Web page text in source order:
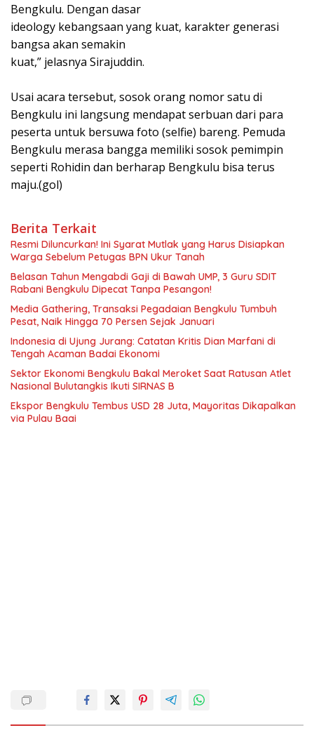
Bengkulu. Dengan dasar
ideology kebangsaan yang kuat, karakter generasi
bangsa akan semakin
kuat,” jelasnya Sirajuddin.
Usai acara tersebut, sosok orang nomor satu di
Bengkulu ini langsung mendapat serbuan dari para
peserta untuk bersuwa foto (selfie) bareng. Pemuda
Bengkulu merasa bangga memiliki sosok pemimpin
seperti Rohidin dan berharap Bengkulu bisa terus
maju.(gol)
Berita Terkait
Resmi Diluncurkan! Ini Syarat Mutlak yang Harus Disiapkan
Warga Sebelum Petugas BPN Ukur Tanah
Belasan Tahun Mengabdi Gaji di Bawah UMP, 3 Guru SDIT
Rabani Bengkulu Dipecat Tanpa Pesangon!
Media Gathering, Transaksi Pegadaian Bengkulu Tumbuh
Pesat, Naik Hingga 70 Persen Sejak Januari
Indonesia di Ujung Jurang: Catatan Kritis Dian Marfani di
Tengah Acaman Badai Ekonomi
Sektor Ekonomi Bengkulu Bakal Meroket Saat Ratusan Atlet
Nasional Bulutangkis Ikuti SIRNAS B
Ekspor Bengkulu Tembus USD 28 Juta, Mayoritas Dikapalkan
via Pulau Baai